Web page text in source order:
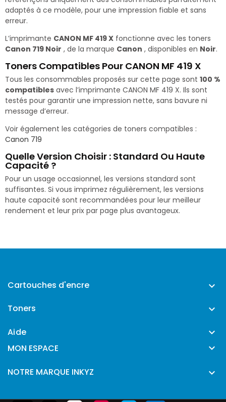
adaptés à ce modèle, pour une impression fiable et sans
erreur.
L’imprimante CANON MF 419 X fonctionne avec les toners
Canon 719 Noir , de la marque Canon , disponibles en Noir.
Toners Compatibles Pour CANON MF 419 X
Tous les consommables proposés sur cette page sont 100 %
compatibles avec l’imprimante CANON MF 419 X. Ils sont
testés pour garantir une impression nette, sans bavure ni
message d’erreur.
Voir également les catégories de toners compatibles :
Canon 719
Quelle Version Choisir : Standard Ou Haute
Capacité ?
Pour un usage occasionnel, les versions standard sont
suffisantes. Si vous imprimez régulièrement, les versions
haute capacité sont recommandées pour leur meilleur
rendement et leur prix par page plus avantageux.
Cartouches d'encre 
Toners 
Aide 
MON ESPACE 
NOTRE MARQUE INKYZ 